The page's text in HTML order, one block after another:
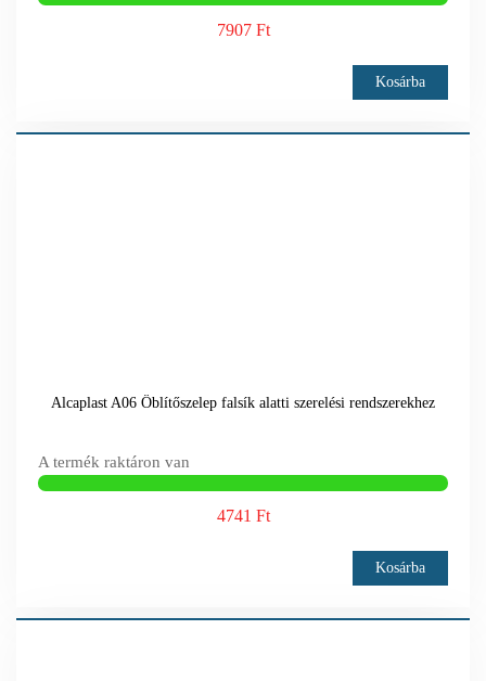
7907 Ft
Kosárba
Alcaplast A06 Öblítőszelep falsík alatti szerelési rendszerekhez
A termék raktáron van
4741 Ft
Kosárba